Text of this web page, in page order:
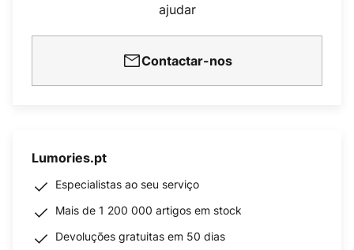
ajudar
Contactar-nos
Lumories.pt
Especialistas ao seu serviço
Mais de 1 200 000 artigos em stock
Devoluções gratuitas em 50 dias